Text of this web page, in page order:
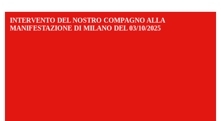
INTERVENTO DEL NOSTRO COMPAGNO ALLA
MANIFESTAZIONE DI MILANO DEL 03/10/2025